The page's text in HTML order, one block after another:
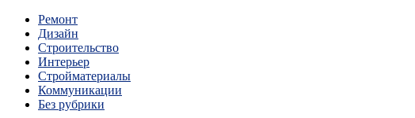
Перейти
содержимому
Ремонт
Дизайн
Строительство
Интерьер
Стройматериалы
Коммуникации
Без рубрики